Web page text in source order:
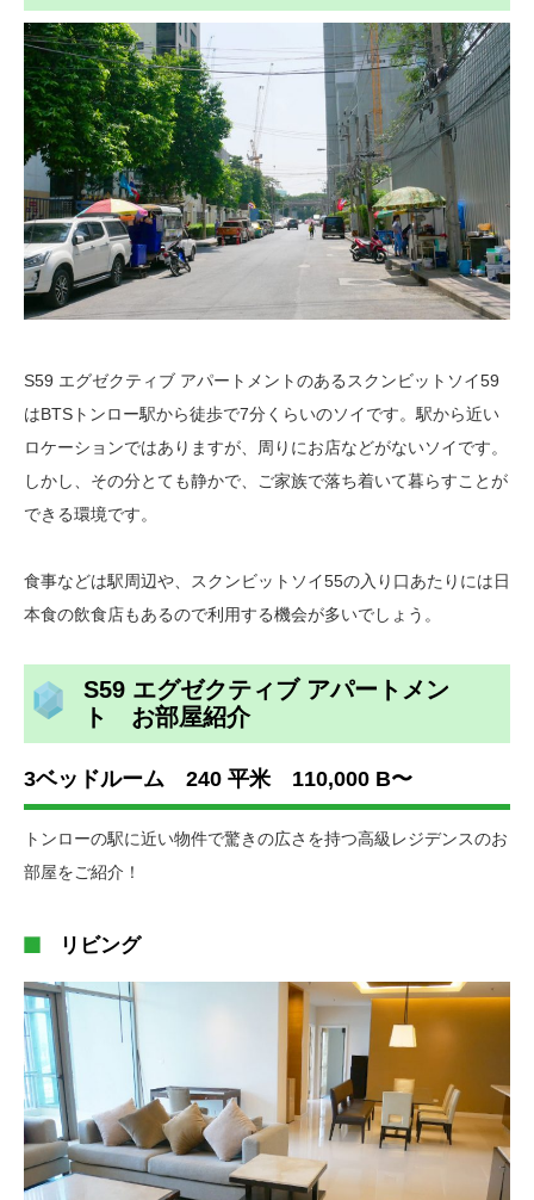
S59 エグゼクティブ アパートメントのあるスクンビットソイ59
はBTSトンロー駅から徒歩で7分くらいのソイです。駅から近い
ロケーションではありますが、周りにお店などがないソイです。
しかし、その分とても静かで、ご家族で落ち着いて暮らすことが
できる環境です。
食事などは駅周辺や、スクンビットソイ55の入り口あたりには日
本食の飲食店もあるので利用する機会が多いでしょう。
S59 エグゼクティブ アパートメン
ト お部屋紹介
3ベッドルーム 240 平米 110,000 B〜
トンローの駅に近い物件で驚きの広さを持つ高級レジデンスのお
部屋をご紹介！
リビング